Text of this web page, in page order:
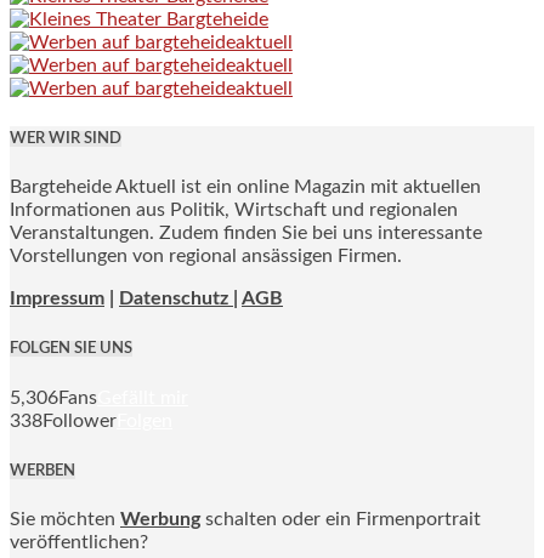
WER WIR SIND
Bargteheide Aktuell ist ein online Magazin mit aktuellen
Informationen aus Politik, Wirtschaft und regionalen
Veranstaltungen. Zudem finden Sie bei uns interessante
Vorstellungen von regional ansässigen Firmen.
Impressum Datenschutz | AGB
FOLGEN SIE UNS
5,306Fans
338Follower
WERBEN
Sie möchten Werbung schalten oder ein Firmenportrait
veröffentlichen?